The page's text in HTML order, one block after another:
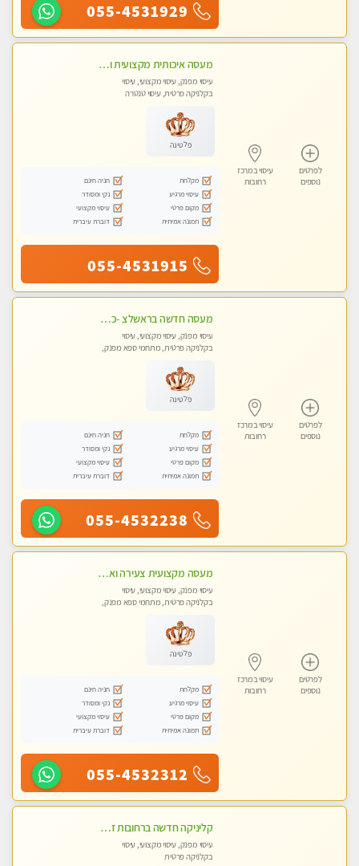
055-4531929
לפרטים
נוספים
עיסוי במרכז
רחובות
מעסה איכותית מקצועית ומפנקת
עיסוי מפנק, עיסוי מקצועי, עיסוי
בקלניקה פרטית, עיסוי טנטרה
פלטינה
מקלחת
חניה חינם
עיסוי מרגיע
נקי ומסודר
מקום פרטי
עיסוי מקצועי
תמונה אמיתית
דוברת עיברית
055-4531915
לפרטים
נוספים
עיסוי במרכז
רחובות
מעסה חדשה בראשלצ -כל סוגי העיסויים מעסה מקצועית ואיכותית פרטי!!!מומלץ לחלוטין!!
עיסוי מפנק, עיסוי מקצועי, עיסוי
בקלניקה פרטית, מתחמי ספא מפנק,
פלטינה
מקלחת
חניה חינם
עיסוי מרגיע
נקי ומסודר
מקום פרטי
עיסוי מקצועי
תמונה אמיתית
דוברת עיברית
055-4532238
לפרטים
נוספים
עיסוי במרכז
רחובות
מעסה מקצועית צעירה ואיכותית פרטי!!! מ 10:00 בבוקר עד 18:00 בערב.
עיסוי מפנק, עיסוי מקצועי, עיסוי
בקלניקה פרטית, מתחמי ספא מפנק,
פלטינה
מקלחת
חניה חינם
עיסוי מרגיע
נקי ומסודר
מקום פרטי
עיסוי מקצועי
תמונה אמיתית
דוברת עיברית
055-4532312
קליניקה חדשה ברחובות זמן לנפש, זמן לגוף, זמן לנשמה.. בוא להתפנק בעיסוי מושלם..
עיסוי מפנק, עיסוי מקצועי, עיסוי
בקלניקה פרטית